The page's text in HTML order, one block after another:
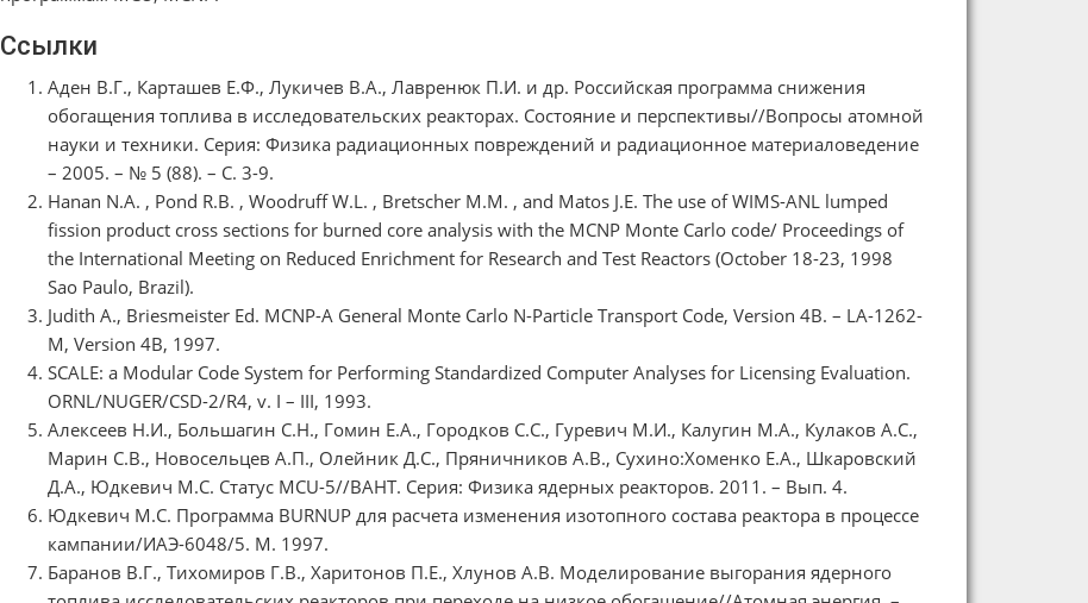
Ссылки
Аден В.Г., Карташев Е.Ф., Лукичев В.А., Лавренюк П.И. и др. Российская программа снижения
обогащения топлива в исследовательских реакторах. Состояние и перспективы//Вопросы атомной
науки и техники. Серия: Физика радиационных повреждений и радиационное материаловедение
– 2005. – № 5 (88). – С. 3-9.
Hanan N.A. , Pond R.B. , Woodruff W.L. , Bretscher M.M. , and Matos J.E. The use of WIMS-ANL lumped
fission product cross sections for burned core analysis with the MCNP Monte Carlo code/ Proceedings of
the International Meeting on Reduced Enrichment for Research and Test Reactors (October 18-23, 1998
Sao Paulo, Brazil).
Judith A., Briesmeister Ed. MCNP-A General Monte Carlo N-Particle Transport Code, Version 4B. – LA-1262-
M, Version 4B, 1997.
SCALE: a Modular Code System for Performing Standardized Computer Analyses for Licensing Evaluation.
ORNL/NUGER/CSD-2/R4, v. I – III, 1993.
Алексеев Н.И., Большагин С.Н., Гомин Е.А., Городков С.С., Гуревич М.И., Калугин М.А., Кулаков А.С.,
Марин С.В., Новосельцев А.П., Олейник Д.С., Пряничников А.В., Сухино:Хоменко Е.А., Шкаровский
Д.А., Юдкевич М.С. Статус MCU-5//ВАНТ. Серия: Физика ядерных реакторов. 2011. – Вып. 4.
Юдкевич М.С. Программа BURNUP для расчета изменения изотопного состава реактора в процессе
кампании/ИАЭ-6048/5. М. 1997.
Баранов В.Г., Тихомиров Г.В., Харитонов П.Е., Хлунов А.В. Моделирование выгорания ядерного